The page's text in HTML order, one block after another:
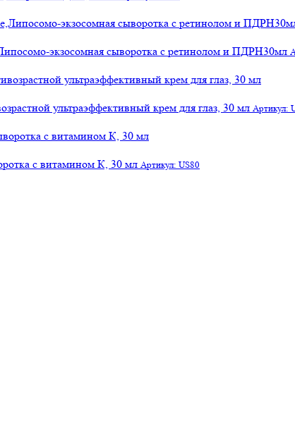
экзосомная сыворотка с ретинолом и ПДРН30мл
ультраэффективный крем для глаз, 30 мл Артикул:
с витамином К, 30 мл Артикул: US80